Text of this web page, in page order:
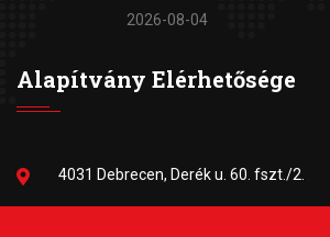
2026-08-04
Alapítvány Elérhetősége
4031 Debrecen, Derék u. 60. fszt./2.